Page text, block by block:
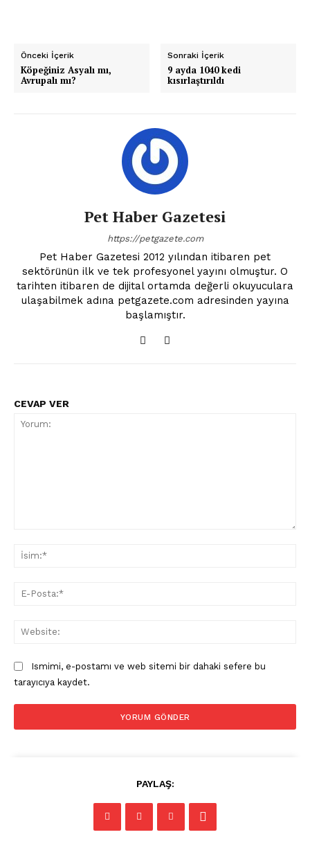
Önceki İçerik
Köpeğiniz Asyalı mı,
Avrupalı mı?
Sonraki İçerik
9 ayda 1040 kedi
kısırlaştırıldı
Pet Haber Gazetesi
https://petgazete.com
Pet Haber Gazetesi 2012 yılından itibaren pet
sektörünün ilk ve tek profesyonel yayını olmuştur. O
tarihten itibaren de dijital ortamda değerli okuyuculara
ulaşabilmek adına petgazete.com adresinden yayına
başlamıştır.
CEVAP VER
Ismimi, e-postamı ve web sitemi bir dahaki sefere bu
tarayıcıya kaydet.
PAYLAŞ: